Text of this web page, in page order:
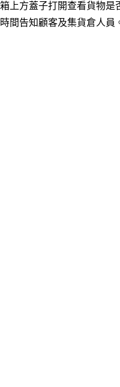
箱上方蓋子打開查看貨物是
時間告知顧客及集貨倉人員